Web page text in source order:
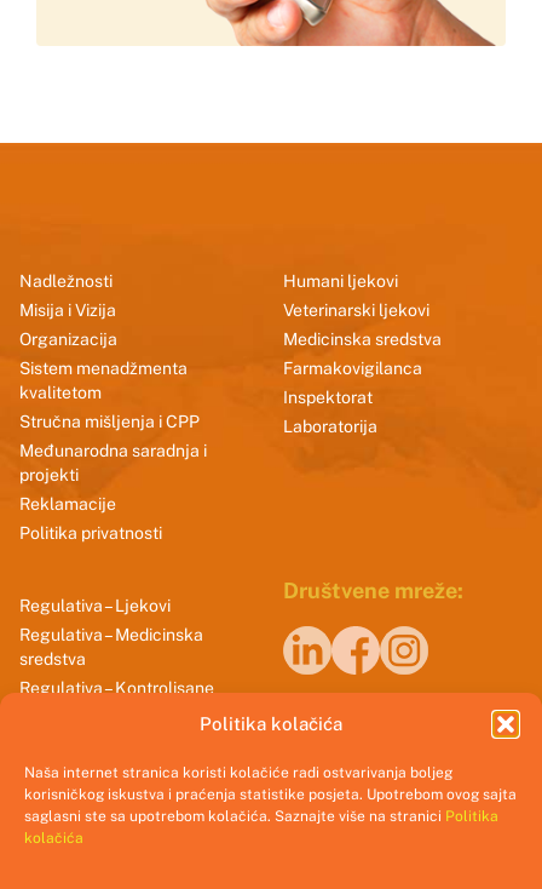
Politika kolačića
Naša internet stranica koristi kolačiće radi ostvarivanja boljeg
korisničkog iskustva i praćenja statistike posjeta. Upotrebom ovog sajta
saglasni ste sa upotrebom kolačića. Saznajte više na stranici Politika
kolačića
Nadležnosti
Misija i Vizija
Organizacija
Sistem menadžmenta
kvalitetom
Stručna mišljenja i CPP
Međunarodna saradnja i
projekti
Reklamacije
Politika privatnosti
Humani ljekovi
Veterinarski ljekovi
Medicinska sredstva
Farmakovigilanca
Inspektorat
Laboratorija
Regulativa – Ljekovi
Regulativa – Medicinska
sredstva
Regulativa – Kontrolisane
Društvene mreže: